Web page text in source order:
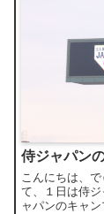
侍ジャパン
こんにちは、
て、１日は侍
ャパンのキャ